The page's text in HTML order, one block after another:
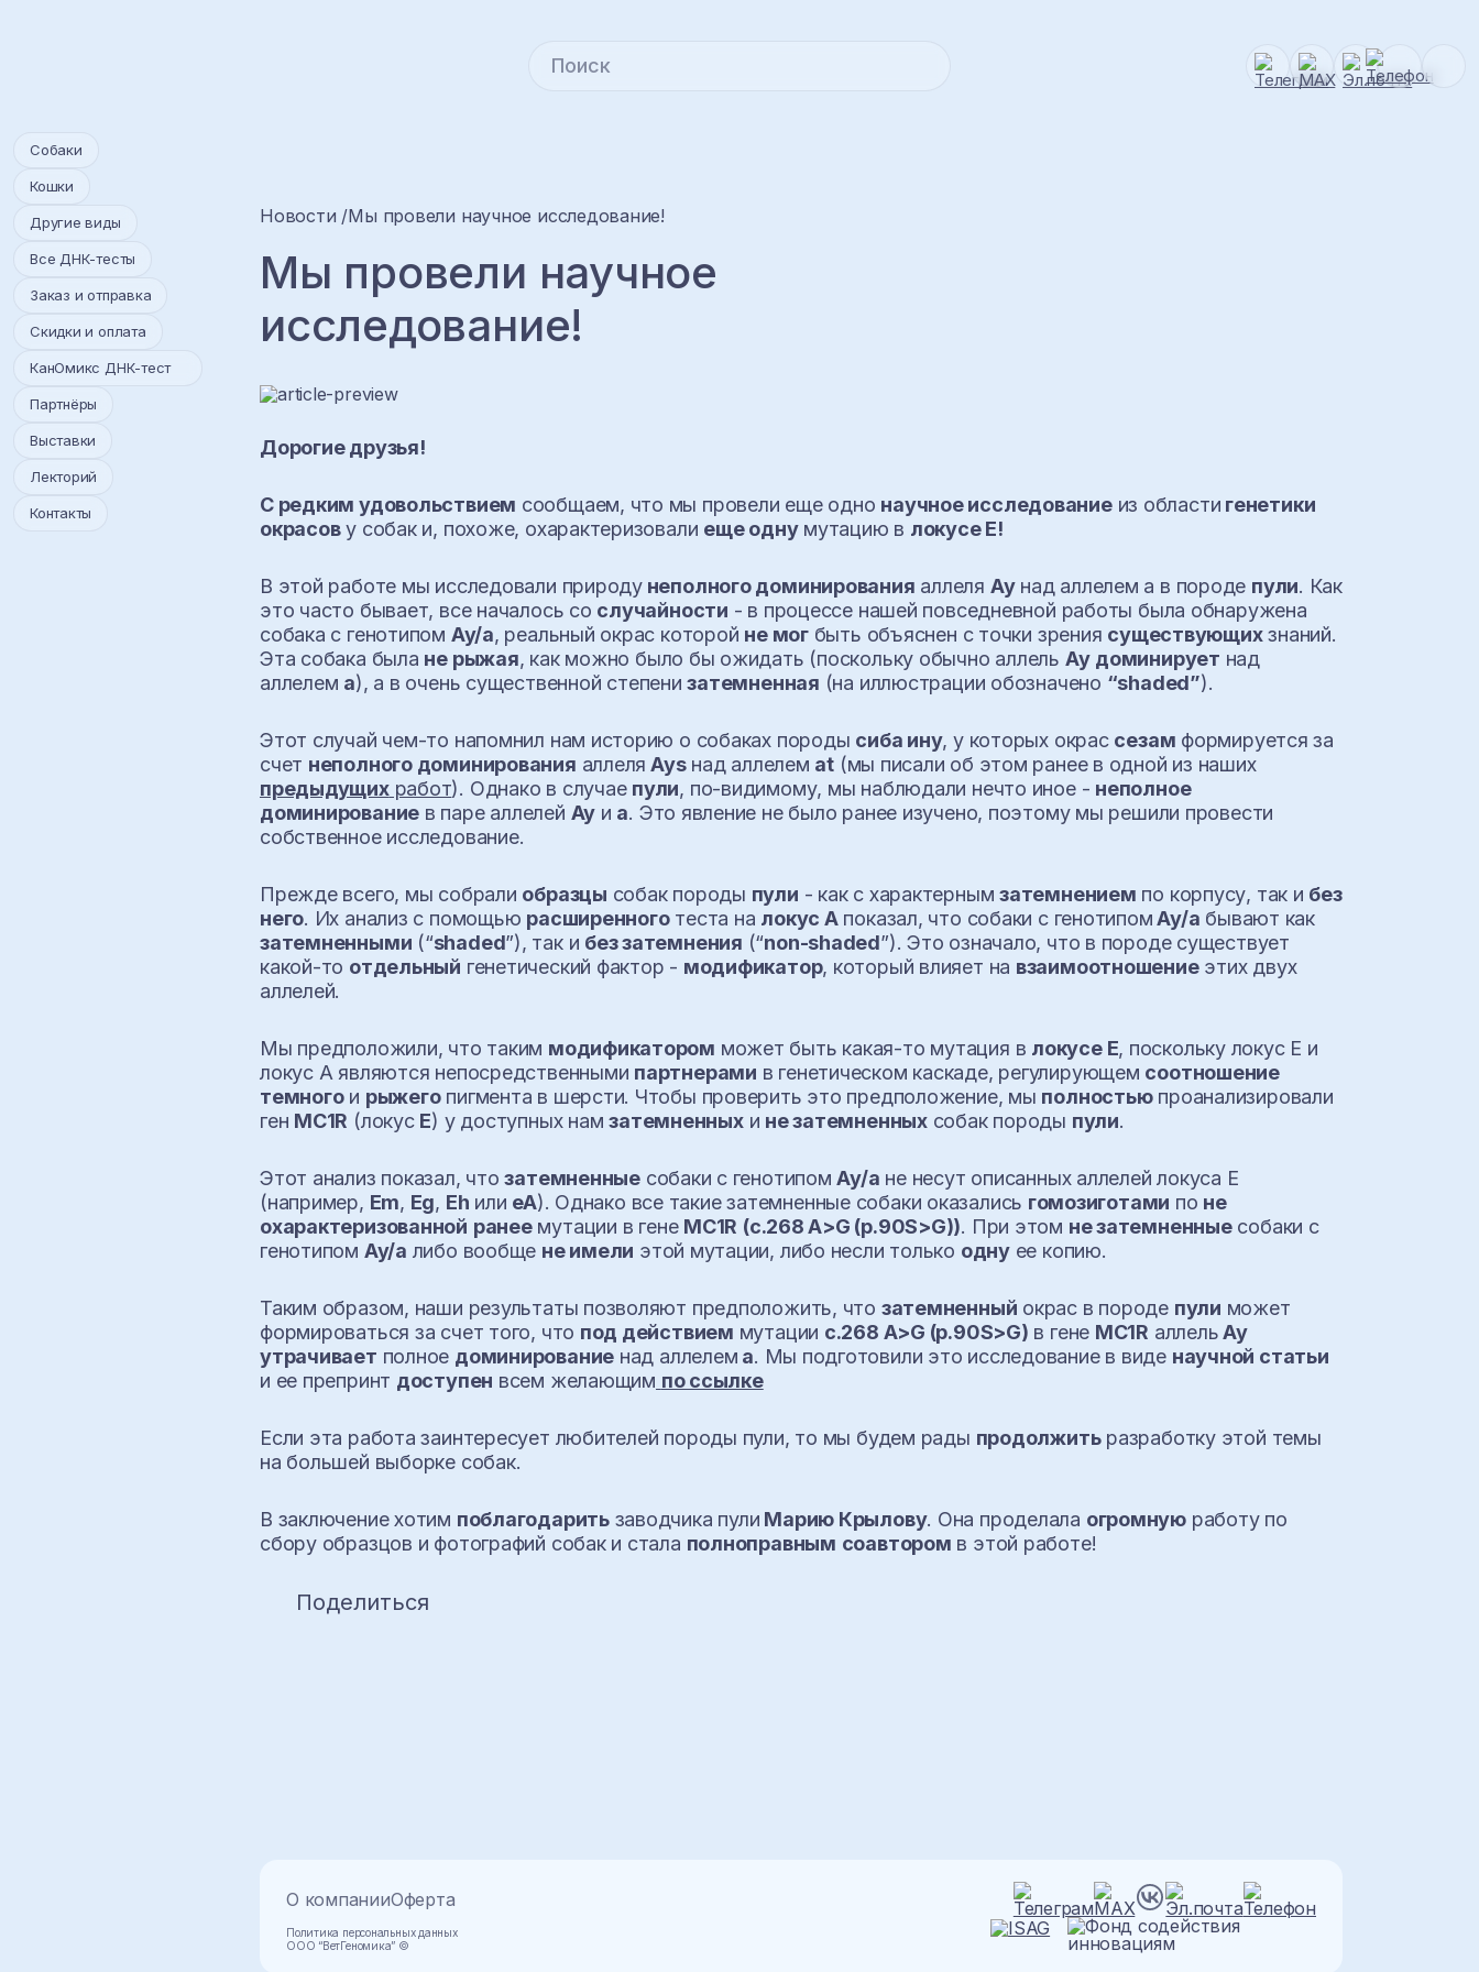
Собаки
Кошки
Другие виды
Все ДНК-тесты
Заказ и отправка
Скидки и оплата
КанОмикс ДНК-тест
Партнёры
Выставки
Лекторий
Контакты
Новости Мы провели научное исследование!
Мы провели научное
исследование!
Дорогие друзья!
С редким удовольствием сообщаем, что мы провели еще одно научное исследованиеиз области генетики
окрасову собак и, похоже, охарактеризовали еще однумутацию в локусе Е!
В этой работе мы исследовали природунеполного доминирования аллеля Ayнад аллелем a в породе пули. Как
это часто бывает, все началось со случайности - в процессе нашей повседневной работы была обнаружена
собака с генотипом Ay/a, реальный окрас которой не могбыть объяснен с точки зрения существующихзнаний.
Эта собака была не рыжая, как можно было бы ожидать (поскольку обычно аллель Ay доминирует над
аллелем a), а в очень существенной степенизатемненная (на иллюстрации обозначено “shaded”).
Этот случай чем-то напомнил нам историю о собаках породы сиба ину, у которых окрас сезам формируется за
счет неполного доминирования аллеля Aysнад аллелем at(мы писали об этом ранее в одной из наших
предыдущихработ). Однако в случае пули, по-видимому, мы наблюдали нечто иное - неполное
доминирование в паре аллелей Ay и a. Это явление не было ранее изучено, поэтому мы решили провести
собственное исследование.
Прежде всего, мы собрали образцы собак породы пули - как с характернымзатемнением по корпусу, так и без
него. Их анализ с помощью расширенноготеста на локус Апоказал, что собаки с генотипомAy/a бывают как
затемненными (“shaded”), так и без затемнения (“non-shaded”). Это означало, что в породе существует
какой-то отдельный генетический фактор - модификатор, который влияет на взаимоотношениеэтих двух
аллелей.
Мы предположили, что таким модификатором может быть какая-то мутация в локусе Е, поскольку локус E и
локус A являются непосредственными партнерами в генетическом каскаде, регулирующем соотношение
темногои рыжегопигмента в шерсти. Чтобы проверить это предположение, мы полностьюпроанализировали
ген MC1R (локус E) у доступных намзатемненныхи не затемненныхсобак породы пули.
Этот анализ показал, чтозатемненныесобаки с генотипомAy/a не несут описанных аллелей локуса E
(например, Em, Eg, Eh или eA). Однако все такие затемненные собаки оказались гомозиготами по не
охарактеризованной ранеемутации в гене MC1R (c.268 A>G (p.90S>G)). При этом не затемненныесобаки с
генотипом Ay/a либо вообще не имели этой мутации, либо несли только однуее копию.
Таким образом, наши результаты позволяют предположить, что затемненный окрас в породе пули может
формироваться за счет того, что под действием мутации c.268 A>G (p.90S>G) в гене MC1R аллельAy
утрачивает полное доминирование над аллелем а. Мы подготовили это исследование в виде научной статьи
и ее препринт доступен всем желающим по ссылке
Если эта работа заинтересует любителей породы пули, то мы будем рады продолжитьразработку этой темы
на большей выборке собак.
В заключение хотим поблагодаритьзаводчика пули Марию Крылову. Она проделала огромную работу по
сбору образцов и фотографий собак и стала полноправным соавтором в этой работе!
Поделиться
О компанииОферта
Политика персональных данных
ООО “ВетГеномика” ©